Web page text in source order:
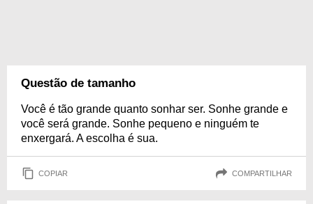
Questão de tamanho
Você é tão grande quanto sonhar ser. Sonhe grande e
você será grande. Sonhe pequeno e ninguém te
enxergará. A escolha é sua.
COPIAR COMPARTILHAR